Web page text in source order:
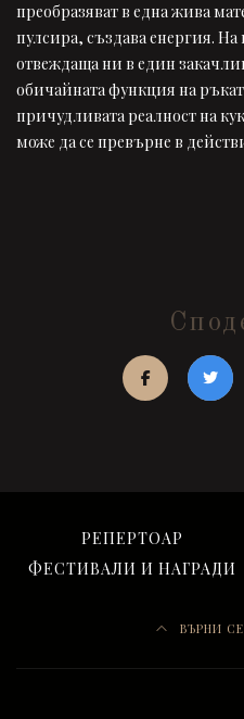
преобразяват в една жива
пулсира, създава енергия.
отвеждаща ни в един
обичайната функция на
причудливата реалност на
може да се превърне в
РЕПЕРТОАР
ФЕСТИВАЛИ И НАГРАДИ
ВЪРНИ